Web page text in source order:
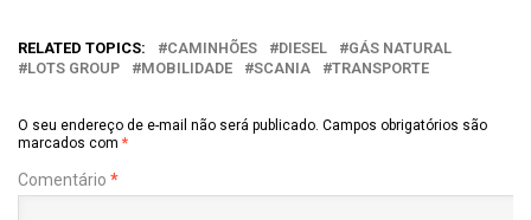
RELATED TOPICS: CAMINHÕES DIESEL
GÁS NATURAL
LOTS GROUP
MOBILIDADE SCANIA TRANSPORTE
O seu endereço de e-mail não será publicado. Campos obrigatórios são
marcados com *
Comentário *